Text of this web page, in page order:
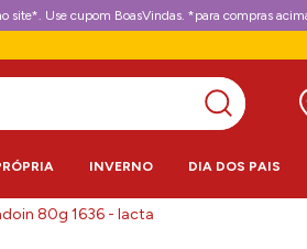
site*. Use cupom BoasVindas. *para compras
INVERNO DIA DOS PAIS
80g 1636 - lacta